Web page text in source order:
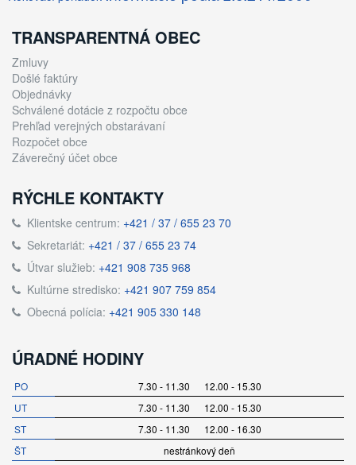
TRANSPARENTNÁ OBEC
Zmluvy
Došlé faktúry
Objednávky
Schválené dotácie z rozpočtu obce
Prehľad verejných obstarávaní
Rozpočet obce
Záverečný účet obce
RÝCHLE KONTAKTY
Klientske centrum: +421 / 37 / 655 23 70
Sekretariát: +421 / 37 / 655 23 74
Útvar služieb: +421 908 735 968
Kultúrne stredisko: +421 907 759 854
Obecná polícia: +421 905 330 148
ÚRADNÉ HODINY
PO
7.30 - 11.30 12.00 - 15.30
UT
7.30 - 11.30 12.00 - 15.30
ST
7.30 - 11.30 12.00 - 16.30
ŠT
nestránkový deň